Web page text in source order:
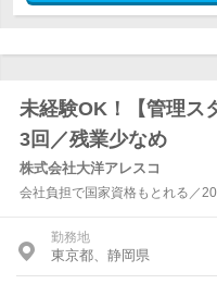
未経験OK！【管理ス
3回／残業少なめ
株式会社大洋アレスコ
会社負担で国家資格もとれる／
勤務地
東京都、静岡県